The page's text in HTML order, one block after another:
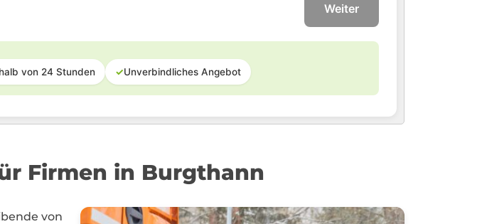
Weiter
von 24 Stunden ✓Unverbindliches Angebot
Firmen in Burgthann
von